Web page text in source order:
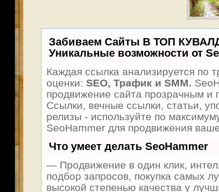
Забиваем Сайты В ТОП
Уникальные возможности от
Каждая ссылка анализируется по
оценки: SEO, Трафик и SMM.
продвижение сайта прозрачным и
Ссылки, вечные ссылки, статьи,
релизы - используйте по
SeoHammer для продвижения
Что умеет делать SeoHammer
— Продвижение в один клик,
подбор запросов, покупка самых
высокой степенью качества у